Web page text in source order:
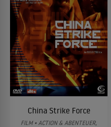
China Strike Force
FILM • ACTION & ABENTEUER,